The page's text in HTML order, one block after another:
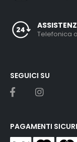
Telefonica
SEGUICI SU
PAGAMENTI SICURI